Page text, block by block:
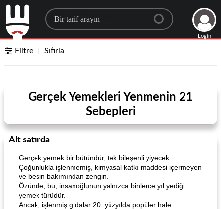
Search for a recipe
Login
Filtre Sıfırla
Gerçek Yemekleri Yenmenin 21
Sebepleri
Alt satırda
Gerçek yemek bir bütündür, tek bileşenli yiyecek.
Çoğunlukla işlenmemiş, kimyasal katkı maddesi içermeyen
ve besin bakımından zengin.
Özünde, bu, insanoğlunun yalnızca binlerce yıl yediği
yemek türüdür.
Ancak, işlenmiş gıdalar 20. yüzyılda popüler hale